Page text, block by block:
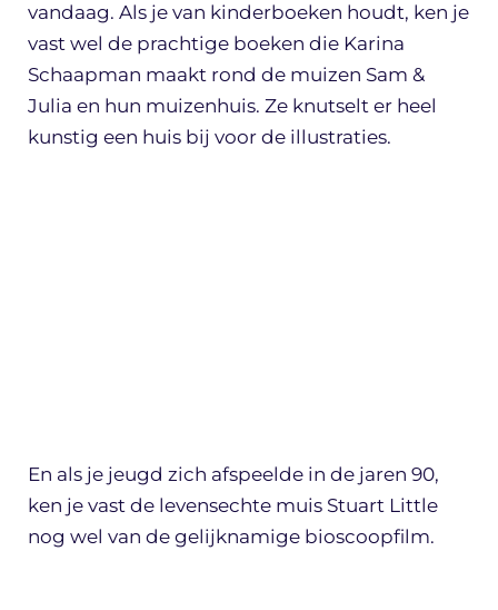
vandaag. Als je van kinderboeken houdt, ken je
vast wel de prachtige boeken die Karina
Schaapman maakt rond de muizen Sam &
Julia en hun muizenhuis. Ze knutselt er heel
kunstig een huis bij voor de illustraties.
En als je jeugd zich afspeelde in de jaren 90,
ken je vast de levensechte muis Stuart Little
nog wel van de gelijknamige bioscoopfilm.